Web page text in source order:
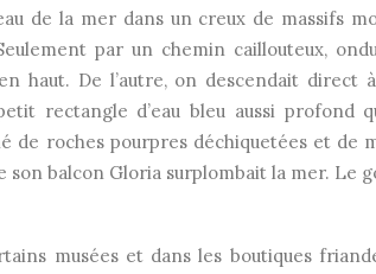
de la mer dans un creux de massifs
par un chemin caillouteux,
haut. De l’autre, on descendait direct
rectangle d’eau bleu aussi profond
de roches pourpres déchiquetées et de
son balcon Gloria surplombait la mer. Le
musées et dans les boutiques